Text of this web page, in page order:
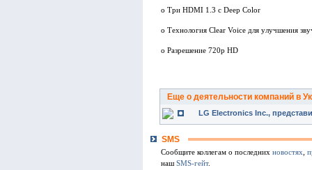
o Три HDMI 1.3 с Deep Color
o Технология Clear Voice для улучшения
o Разрешение 720p HD
Еще о деятельности компаний в
LG Electronics Inc.,
SMS
Сообщите коллегам о последних новостях
наш SMS-гейт.